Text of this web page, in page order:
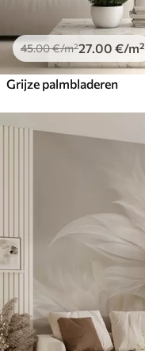
45.00€/m²27 .00 €/m²
Grijze palmbladeren